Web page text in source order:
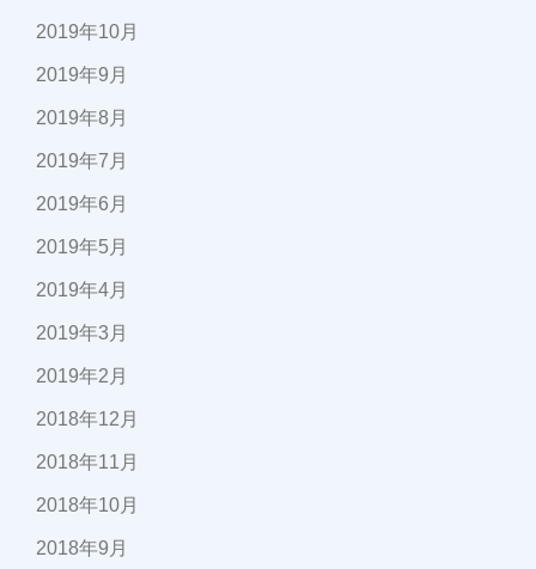
2019年10月
2019年9月
2019年8月
2019年7月
2019年6月
2019年5月
2019年4月
2019年3月
2019年2月
2018年12月
2018年11月
2018年10月
2018年9月